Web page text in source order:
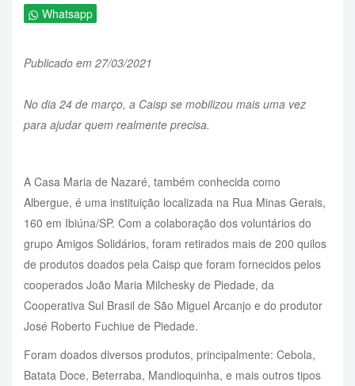
Whatsapp
Publicado em 27/03/2021
No dia 24 de março, a Caisp se mobilizou mais uma vez
para ajudar quem realmente precisa.
A Casa Maria de Nazaré, também conhecida como
Albergue, é uma instituição localizada na Rua Minas Gerais,
160 em Ibiúna/SP. Com a colaboração dos voluntários do
grupo Amigos Solidários, foram retirados mais de 200 quilos
de produtos doados pela Caisp que foram fornecidos pelos
cooperados João Maria Milchesky de Piedade, da
Cooperativa Sul Brasil de São Miguel Arcanjo e do produtor
José Roberto Fuchiue de Piedade.
Foram doados diversos produtos, principalmente: Cebola,
Batata Doce, Beterraba, Mandioquinha, e mais outros tipos